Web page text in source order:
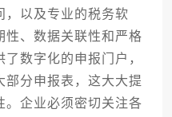
，以及专业的税务软
性、数据关联性和严格
数字化的申报门户，
部分申报表，这大大提
。企业必须密切关注各